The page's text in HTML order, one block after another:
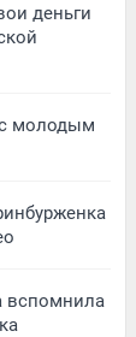
деньги
с молодым
вспомнила